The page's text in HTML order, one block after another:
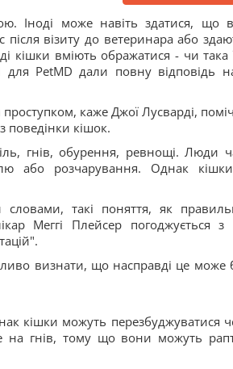
Іноді може навіть здатися, що
візиту до ветеринара або
кішки вміють ображатися - чи така
для PetMD дали повну відповідь
каже Джої Лусварді,
поведінки кішок.
гнів, обурення, ревнощі. Люди
або розчарування. Однак
такі поняття, як
Меггі Плейсер погоджується з
визнати, що насправді це може
кішки можуть перезбуджуватися
на гнів, тому що вони можуть